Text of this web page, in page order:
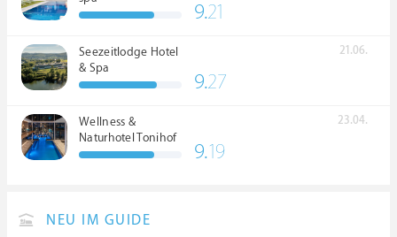
9.21
Seezeitlodge Hotel
& Spa
21.06.
9.27
Wellness &
Naturhotel Tonihof
****S
23.04.
9.19
NEU IM GUIDE